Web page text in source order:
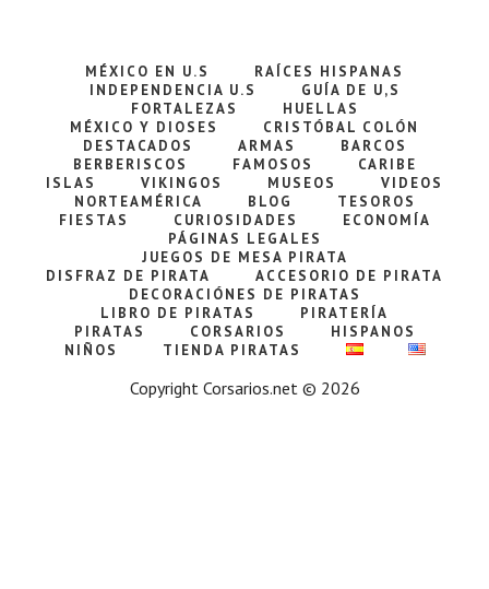
MÉXICO EN U.S
RAÍCES HISPANAS
INDEPENDENCIA U.S
GUÍA DE U,S
FORTALEZAS
HUELLAS
MÉXICO Y DIOSES
CRISTÓBAL COLÓN
DESTACADOS
ARMAS
BARCOS
BERBERISCOS
FAMOSOS
CARIBE
ISLAS
VIKINGOS MUSEOS
VIDEOS
NORTEAMÉRICA
BLOG
TESOROS
FIESTAS
CURIOSIDADES
ECONOMÍA
PÁGINAS LEGALES
JUEGOS DE MESA PIRATA
DISFRAZ DE PIRATA
ACCESORIO DE PIRATA
DECORACIÓNES DE PIRATAS
LIBRO DE PIRATAS
PIRATERÍA
PIRATAS
CORSARIOS
HISPANOS
NIÑOS
TIENDA PIRATAS
Copyright Corsarios.net © 2026